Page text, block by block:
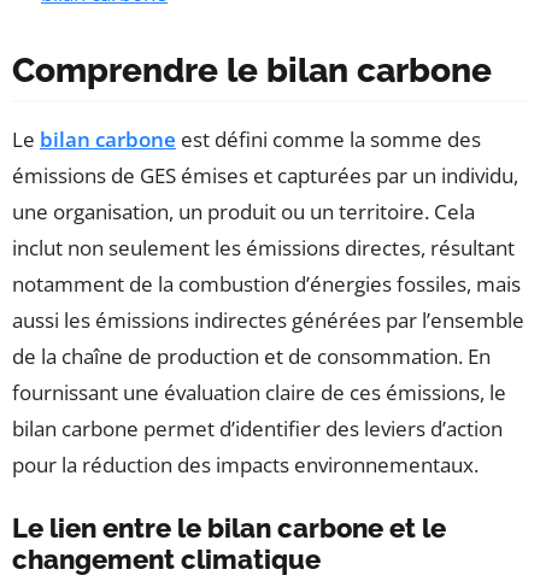
Comprendre le bilan carbone
Le bilan carbone est défini comme la somme des
émissions de GES émises et capturées par un individu,
une organisation, un produit ou un territoire. Cela
inclut non seulement les émissions directes, résultant
notamment de la combustion d’énergies fossiles, mais
aussi les émissions indirectes générées par l’ensemble
de la chaîne de production et de consommation. En
fournissant une évaluation claire de ces émissions, le
bilan carbone permet d’identifier des leviers d’action
pour la réduction des impacts environnementaux.
Le lien entre le bilan carbone et le
changement climatique